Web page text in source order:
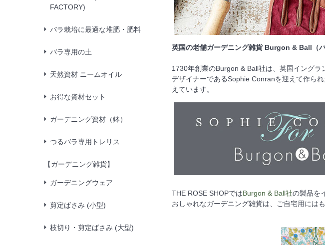
FACTORY)
バラ栽培に最適な堆肥・肥料
バラ専用の土
天然資材 ニームオイル
お得な資材セット
ガーデニング資材（鉢）
つるバラ専用トレリス
【ガーデニング雑貨】
ガーデニングウェア
剪定ばさみ (小型)
枝切り・剪定ばさみ (大型)
英国の老舗ガーデニング雑貨 Burgon & Ball（バ
1730年創業のBurgon & Ball社は、英国イングラ
デザイナーであるSophie Conranを迎えて作ら
えています。
THE ROSE SHOPではBurgon & Ball社の製品を
おしゃれなガーデニング雑貨は、ご自宅用には